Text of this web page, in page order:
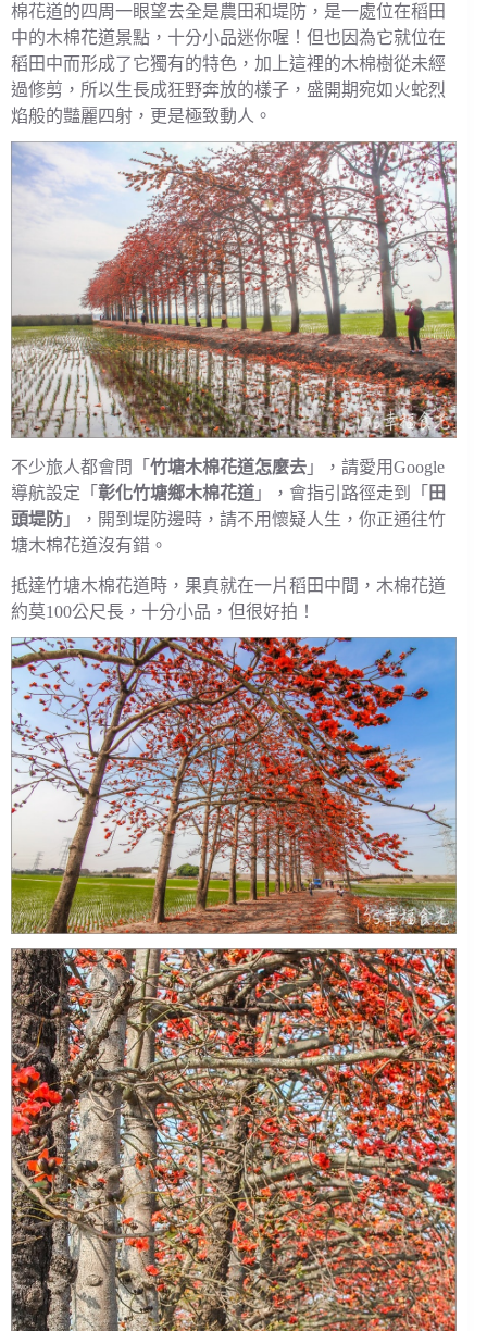
棉花道的四周一眼望去全是農田和堤防，是一處位在稻田
中的木棉花道景點，十分小品迷你喔！但也因為它就位在
稻田中而形成了它獨有的特色，加上這裡的木棉樹從未經
過修剪，所以生長成狂野奔放的樣子，盛開期宛如火蛇烈
焰般的豔麗四射，更是極致動人。
不少旅人都會問「 竹塘木棉花道怎麼去 」，請愛用Google
導航設定「 彰化竹塘鄉木棉花道 」，會指引路徑走到「 田
頭堤防 」，開到堤防邊時，請不用懷疑人生，你正通往竹
塘木棉花道沒有錯。
抵達竹塘木棉花道時，果真就在一片稻田中間，木棉花道
約莫100公尺長，十分小品，但很好拍！